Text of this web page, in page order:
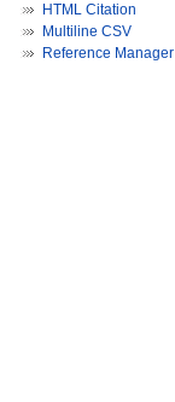
HTML Citation
Multiline CSV
Reference Manager